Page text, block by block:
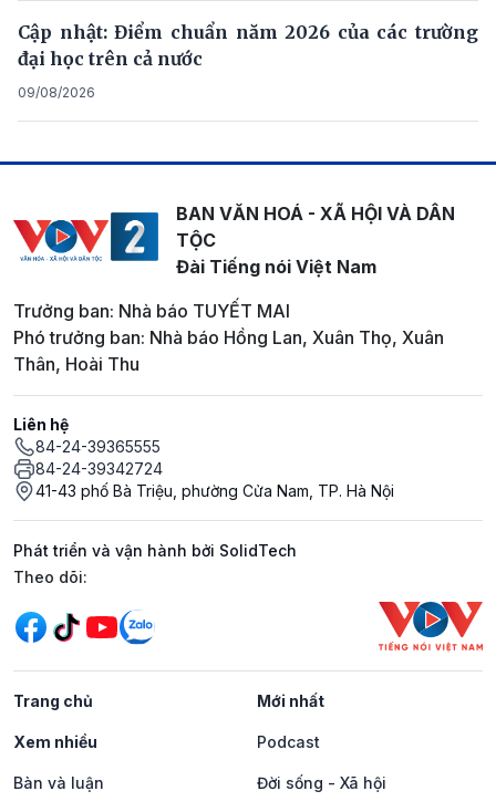
Cập nhật: Điểm chuẩn năm 2026 của các trường
đại học trên cả nước
09/08/2026
BAN VĂN HOÁ - XÃ HỘI VÀ DÂN
TỘC
Đài Tiếng nói Việt Nam
Trưởng ban: Nhà báo TUYẾT MAI
Phó trưởng ban: Nhà báo Hồng Lan, Xuân Thọ, Xuân
Thân, Hoài Thu
Liên hệ
84-24-39365555
84-24-39342724
41-43 phố Bà Triệu, phường Cửa Nam, TP. Hà Nội
Phát triển và vận hành bởi SolidTech
Mạng xã hội
Theo dõi:
Trang chủ Mới nhất
Xem nhiều Podcast
Bàn và luận Đời sống - Xã hội